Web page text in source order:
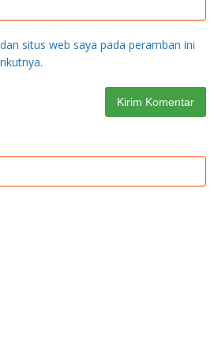
situs web saya pada peramban ini